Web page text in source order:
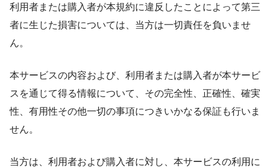
利用者または購入者が本規約に違反したことによって第三
者に生じた損害については、当方は一切責任を負いませ
ん。
本サービスの内容および、利用者または購入者が本サービ
スを通じて得る情報について、その完全性、正確性、確実
性、有用性その他一切の事項につきいかなる保証も行いま
せん。
当方は、利用者および購入者に対し、本サービスの利用に